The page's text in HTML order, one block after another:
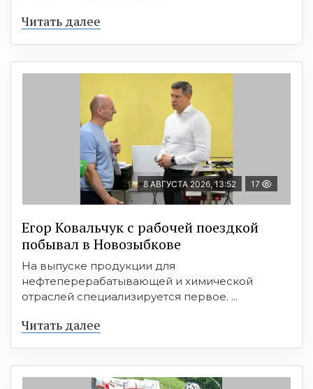
Читать далее
8 АВГУСТА 2026, 13:52 17
Егор Ковальчук с рабочей поездкой
побывал в Новозыбкове
На выпуске продукции для
нефтеперерабатывающей и химической
отраслей специализируется первое. ...
Читать далее